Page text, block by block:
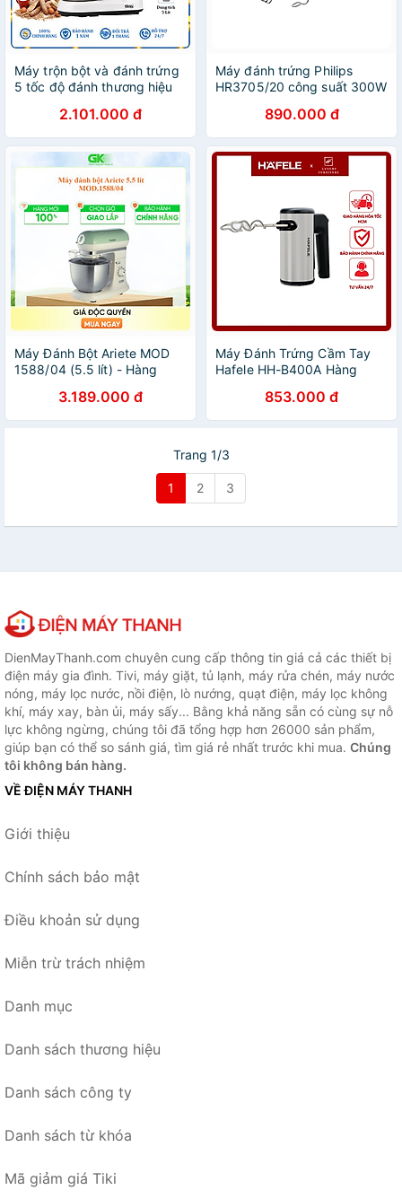
Máy trộn bột và đánh trứng
5 tốc độ đánh thương hiệu
lít - Công suất 1200W -
Hàng Nhập Khẩu
2.101.000 đ
Máy đánh trứng Philips
HR3705/20 công suất 300W
890.000 đ
Máy Đánh Bột Ariete MOD
1588/04 (5.5 lít) - Hàng
3.189.000 đ
Máy Đánh Trứng Cầm Tay
Hafele HH-B400A Hàng
853.000 đ
Trang 1/3
1 2 3
DienMayThanh.com chuyên cung cấp thông tin giá cả các thiết bị
điện máy gia đình. Tivi, máy giặt, tủ lạnh, máy rửa chén, máy nước
nóng, máy lọc nước, nồi điện, lò nướng, quạt điện, máy lọc không
khí, máy xay, bàn ủi, máy sấy... Bằng khả năng sẵn có cùng sự nỗ
lực không ngừng, chúng tôi đã tổng hợp hơn 26000 sản phẩm,
giúp bạn có thể so sánh giá, tìm giá rẻ nhất trước khi mua. Chúng
tôi không bán hàng.
VỀ ĐIỆN MÁY THANH
Giới thiệu
Chính sách bảo mật
Điều khoản sử dụng
Miễn trừ trách nhiệm
Danh mục
Danh sách thương hiệu
Danh sách công ty
Danh sách từ khóa
Mã giảm giá Tiki